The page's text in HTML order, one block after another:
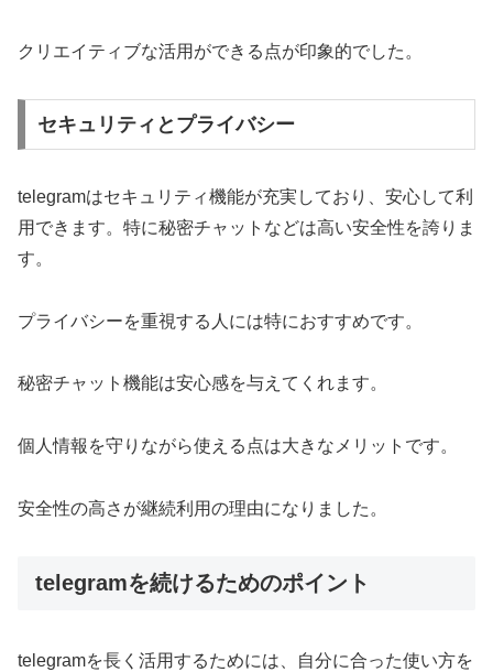
クリエイティブな活用ができる点が印象的でした。
セキュリティとプライバシー
telegramはセキュリティ機能が充実しており、安心して利
用できます。特に秘密チャットなどは高い安全性を誇りま
す。
プライバシーを重視する人には特におすすめです。
秘密チャット機能は安心感を与えてくれます。
個人情報を守りながら使える点は大きなメリットです。
安全性の高さが継続利用の理由になりました。
telegramを続けるためのポイント
telegramを長く活用するためには、自分に合った使い方を